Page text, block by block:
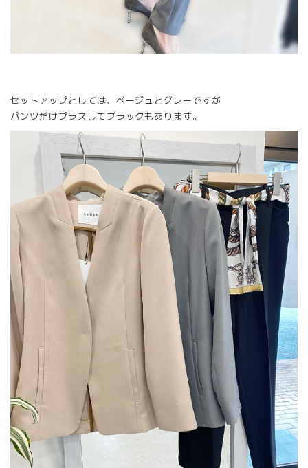
セットアップとしては、ベージュとグレーですが
パンツだけプラスしてブラックもあります。